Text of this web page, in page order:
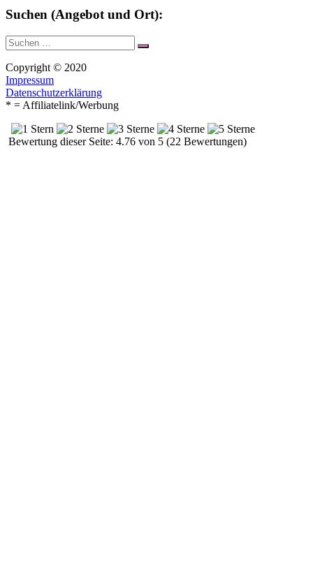
Suchen (Angebot und Ort):
Suche
nach:
Suchen
Copyright © 2020
Impressum
Datenschutzerklärung
* = Affiliatelink/Werbung
Bewertung dieser Seite: 4.76 von 5 (22 Bewertungen)